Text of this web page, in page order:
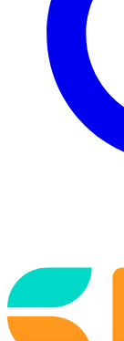
Back
to
frontpage